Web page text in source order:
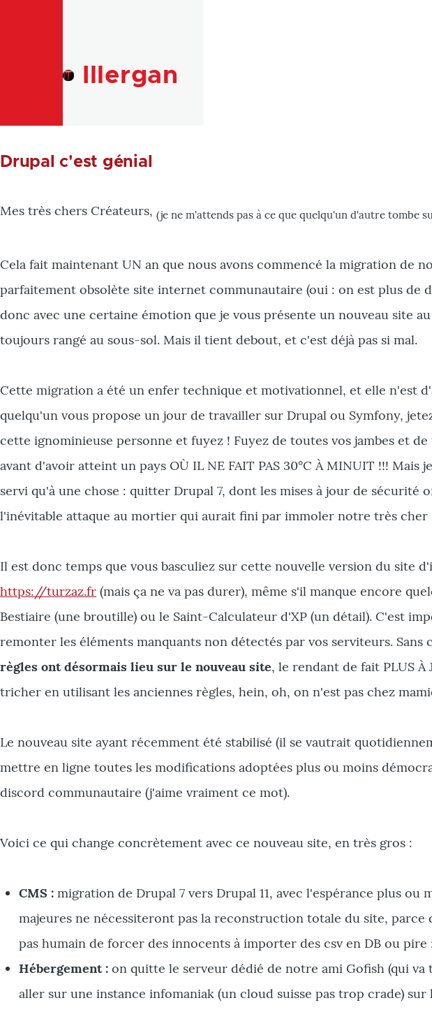
Illergan
Drupal c'est génial
Mes très chers Créateurs, (je ne m'attends pas à ce que quelqu'un d'autre tombe
Cela fait maintenant UN an que nous avons commencé la migration de
parfaitement obsolète site internet communautaire (oui : on est plus de
donc avec une certaine émotion que je vous présente un nouveau site
toujours rangé au sous-sol. Mais il tient debout, et c'est déjà pas si mal.
Cette migration a été un enfer technique et motivationnel, et elle n'est
quelqu'un vous propose un jour de travailler sur Drupal ou Symfony,
cette ignominieuse personne et fuyez ! Fuyez de toutes vos jambes et
avant d'avoir atteint un pays OÙ IL NE FAIT PAS 30°C À MINUIT !!! Mais
servi qu'à une chose : quitter Drupal 7, dont les mises à jour de sécurité
l'inévitable attaque au mortier qui aurait fini par immoler notre très cher
Il est donc temps que vous basculiez sur cette nouvelle version du site
https://turzaz.fr (mais ça ne va pas durer), même s'il manque encore
Bestiaire (une broutille) ou le Saint-Calculateur d'XP (un détail). C'est
remonter les éléments manquants non détectés par vos serviteurs. Sans
règles ont désormais lieu sur le nouveau site, le rendant de fait PLUS À
tricher en utilisant les anciennes règles, hein, oh, on n'est pas chez
Le nouveau site ayant récemment été stabilisé (il se vautrait
mettre en ligne toutes les modifications adoptées plus ou moins
discord communautaire (j'aime vraiment ce mot).
Voici ce qui change concrètement avec ce nouveau site, en très gros :
CMS : migration de Drupal 7 vers Drupal 11, avec l'espérance plus
majeures ne nécessiteront pas la reconstruction totale du site,
pas humain de forcer des innocents à importer des csv en DB ou pire
Hébergement : on quitte le serveur dédié de notre ami Gofish (qui
aller sur une instance infomaniak (un cloud suisse pas trop crade)